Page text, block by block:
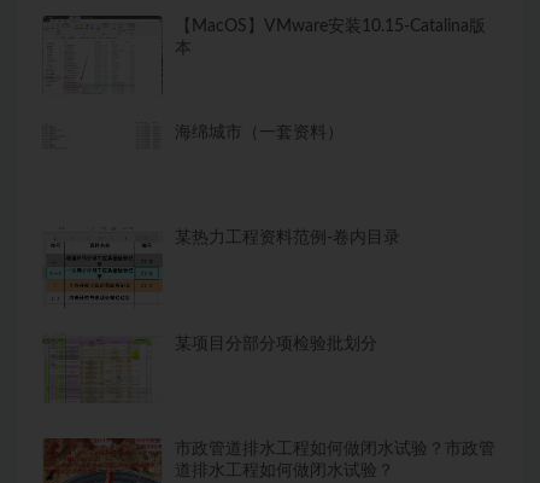
【MacOS】VMware安装10.15-Catalina版
本
海绵城市（一套资料）
某热力工程资料范例-卷内目录
某项目分部分项检验批划分
市政管道排水工程如何做闭水试验？市政管
道排水工程如何做闭水试验？